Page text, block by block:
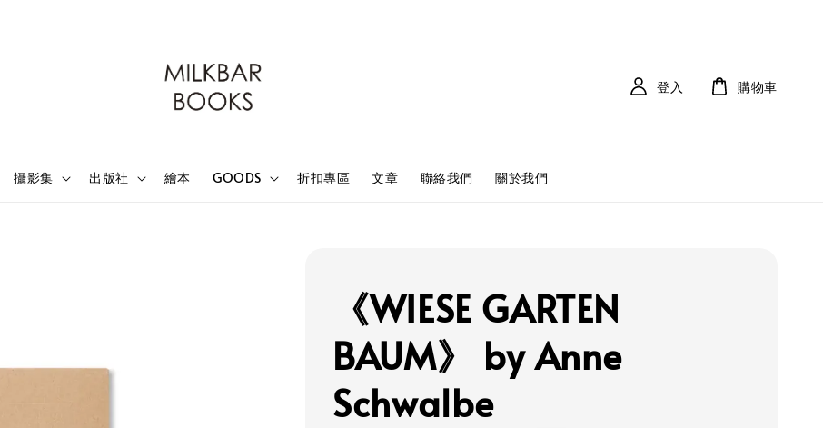
攝影集 出版社 繪本 GOODS 折扣專區 文章 聯絡我們 關於我們
登入 購物車
《WIESE GARTEN
BAUM》 by Anne
Schwalbe